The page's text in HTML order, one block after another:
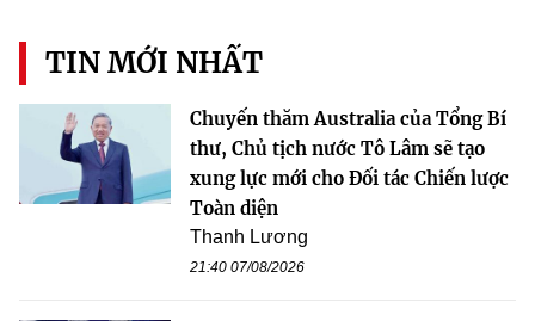
TIN MỚI NHẤT
Chuyến thăm Australia của Tổng Bí
thư, Chủ tịch nước Tô Lâm sẽ tạo
xung lực mới cho Đối tác Chiến lược
Toàn diện
Thanh Lương
21:40 07/08/2026